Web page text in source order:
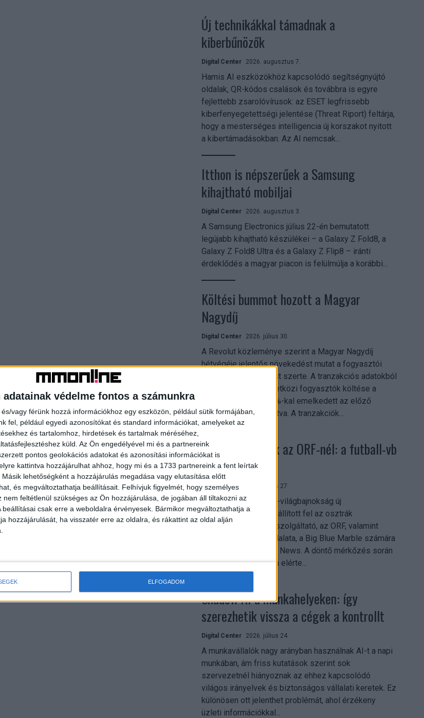
adatainak védelme fontos a számunkra
vagy férünk hozzá információkhoz egy eszközön, például sütik formájában,
fel, például egyedi azonosítókat és standard információkat, amelyeket az
és tartalomhoz, hirdetések és tartalmak méréséhez,
küld. Az Ön engedélyével mi és a partnereink
pontos geolokációs adatokat és azonosítási információkat is
kattintva hozzájárulhat ahhoz, hogy mi és a 1733 partnereink a fent leírtak
lehetőségként a hozzájárulás megadása vagy elutasítása előtt
és megváltoztathatja beállításait. Felhívjuk figyelmét, hogy személyes
feltétlenül szükséges az Ön hozzájárulása, de jogában áll tiltakozni az
beállításai csak erre a weboldalra érvényesek. Bármikor megváltoztathatja a
hozzájárulását, ha visszatér erre az oldalra, és rákattint az oldal alján
ELFOGADOM
Új technikákkal támadnak a
kiberbűnözők
Digital Center 2026. augusztus 7.
Hamis AI eszközökhöz kapcsolódó segítségnyújtó
oldalak, QR-kódos csalások és továbbra is egyre
fejlettebb zsarolóvírusok: az ESET legfrissebb
kiberfenyegetettségi jelentése (Threat Riport) feltárja,
hogy a mesterséges intelligencia új korszakot nyitott
a kibertámadásokban. Az AI nemcsak...
Itthon is népszerűek a Samsung
kihajtható mobiljai
Digital Center 2026. augusztus 3.
A Samsung Electronics július 22-én bemutatott
legújabb kihajtható készülékei – a Galaxy Z Fold8, a
Galaxy Z Fold8 Ultra és a Galaxy Z Flip8 – iránti
érdeklődés a magyar piacon is felülmúlja a korábbi...
Költési bummot hozott a Magyar
Nagydíj
Digital Center 2026. július 30.
A Revolut közleménye szerint a Magyar Nagydíj
hétvégéje jelentős növekedést mutat a fogyasztói
aktivitásban Budapest szerte. A tranzakciós adatokból
kiderül, hogy a nemzetközi fogyasztók költése a
versenyhétvégén 26%-kal emelkedett az előző
hétvégéhez viszonyítva. A tranzakciók...
Rekordok dőltek az ORF-nél: a futball-vb
mindent vitt
Digital Center 2026. július 27.
A 2026-os labdarúgó-világbajnokság új
streamingrekordokat állított fel az osztrák
közszolgálati műsorszolgáltató, az ORF, valamint
technológiai leányvállalata, a Big Blue Marble számára
– írja a Broadband TV News. A döntő mérkőzés során
az átlagos nézőszám elérte...
Shadow AI a munkahelyeken: így
szerezhetik vissza a cégek a kontrollt
Digital Center 2026. július 24.
A munkavállalók nagy arányban használnak AI-t a napi
munkában, ám friss kutatások szerint sok
szervezetnél hiányoznak az ehhez kapcsolódó
világos irányelvek és biztonságos vállalati keretek. Ez
különösen ott jelenthet problémát, ahol érzékeny
üzleti információkkal...